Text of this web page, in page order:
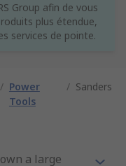
Group afin de vous
plus étendue,
services de pointe.
/ Power
Tools
/ Sanders
a large